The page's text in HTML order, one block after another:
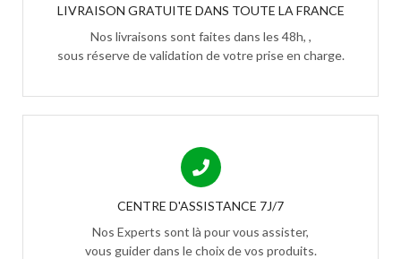
LIVRAISON GRATUITE DANS TOUTE LA FRANCE
Nos livraisons sont faites dans les 48h, ,
sous réserve de validation de votre prise en charge.
CENTRE D'ASSISTANCE 7J/7
Nos Experts sont là pour vous assister,
vous guider dans le choix de vos produits.